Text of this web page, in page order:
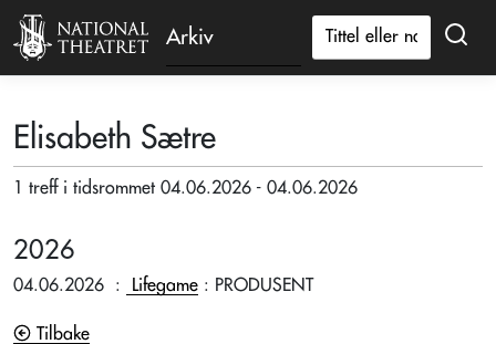
Arkiv
Elisabeth Sætre
1 treff i tidsrommet 04.06.2026 - 04.06.2026
2026
04.06.2026 : Lifegame : PRODUSENT
Tilbake